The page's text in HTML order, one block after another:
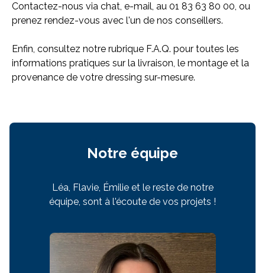
Contactez-nous via chat, e-mail, au 01 83 63 80 00, ou
prenez rendez-vous avec l'un de nos conseillers.
Enfin, consultez notre rubrique F.A.Q. pour toutes les
informations pratiques sur la livraison, le montage et la
provenance de votre dressing sur-mesure.
Notre équipe
Léa, Flavie, Émilie et le reste de notre
équipe, sont à l'écoute de vos projets !